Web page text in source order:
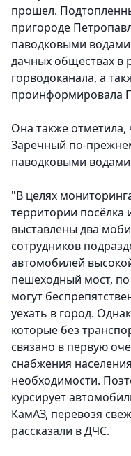
прошел.
пригороде
паводковыми
дачных обществах в
горводоканала, а
проинформировала
Она также
Заречный по-
паводковыми
"В целях
территории посёлка
выставлены два
сотрудников
автомобилей
пешеходный мост,
могут
уехать в город.
которые без
связано в первую
снабжения
необходимости.
курсирует
КамАЗ, перевозя
рассказали в ДЧС.